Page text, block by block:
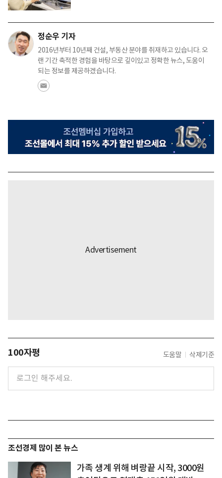
정순우 기자
2016년부터 10년째 건설, 부동산 분야를 취재하고 있습니다. 오
랜 기간 축적한 경험을 바탕으로 깊이있고 정확한 뉴스, 도움이
되는 정보를 제공하겠습니다.
100자평 도움말 삭제기준
조선경제 많이 본 뉴스
가족 생계 위해 벼랑끝 시작, 3000원